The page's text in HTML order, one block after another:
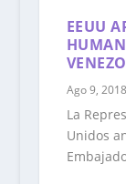
EEUU
Ago 9, 2018
La
Unidos